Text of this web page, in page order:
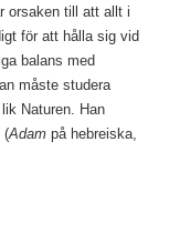
orsaken till att allt i
för att hålla sig vid
balans med
måste studera
Naturen. Han
(Adam på hebreiska,